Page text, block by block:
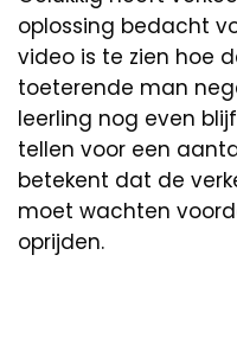
oplossing bedacht
video is te zien hoe
toeterende man
leerling nog even
tellen voor een
betekent dat de
moet wachten
oprijden.